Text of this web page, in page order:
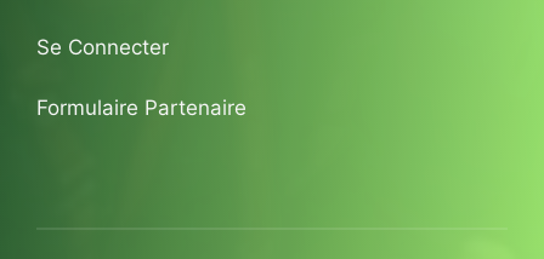
Se Connecter
Formulaire Partenaire